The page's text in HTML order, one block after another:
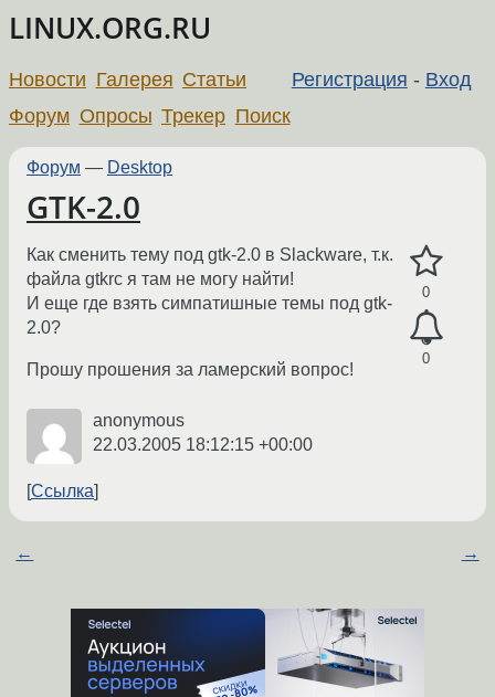
LINUX.ORG.RU
Регистрация - Вход
Новости Галерея Статьи
Форум Опросы Трекер Поиск
Форум — Desktop
GTK-2.0
0
0
Как сменить тему под gtk-2.0 в Slackware, т.к.
файла gtkrc я там не могу найти!
И еще где взять симпатишные темы под gtk-
2.0?
Прошу прошения за ламерский вопрос!
anonymous
22.03.2005 18:12:15 +00:00
Ссылка
← →